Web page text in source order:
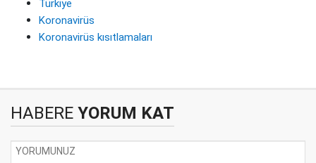
Türkiye
Koronavirüs
Koronavirüs kısıtlamaları
HABERE YORUM KAT